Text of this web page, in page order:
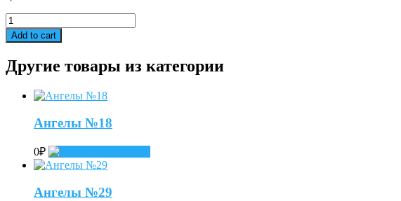
Ангелы
№59
quantity
Add to cart
Другие товары из категории
Ангелы №18
0₽
Ангелы №29